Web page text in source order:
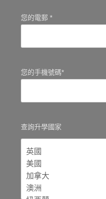
您的電郵 *
您的手機號碼*
查詢升學國家